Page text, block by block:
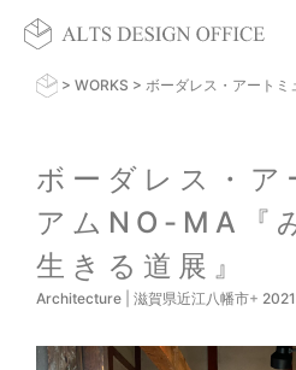
> WORKS > ボーダレス・アート
ボーダレス・ア
アムNO-MA『
生きる道展』
Architecture 滋賀県近江八幡市+